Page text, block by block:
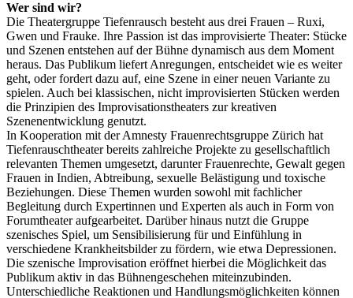
Wer sind wir?
Die Theatergruppe Tiefenrausch besteht aus drei Frauen – Ruxi,
Gwen und Frauke. Ihre Passion ist das improvisierte Theater: Stücke
und Szenen entstehen auf der Bühne dynamisch aus dem Moment
heraus. Das Publikum liefert Anregungen, entscheidet wie es weiter
geht, oder fordert dazu auf, eine Szene in einer neuen Variante zu
spielen. Auch bei klassischen, nicht improvisierten Stücken werden
die Prinzipien des Improvisationstheaters zur kreativen
Szenenentwicklung genutzt.
In Kooperation mit der Amnesty Frauenrechtsgruppe Zürich hat
Tiefenrauschtheater bereits zahlreiche Projekte zu gesellschaftlich
relevanten Themen umgesetzt, darunter Frauenrechte, Gewalt gegen
Frauen in Indien, Abtreibung, sexuelle Belästigung und toxische
Beziehungen. Diese Themen wurden sowohl mit fachlicher
Begleitung durch Expertinnen und Experten als auch in Form von
Forumtheater aufgearbeitet. Darüber hinaus nutzt die Gruppe
szenisches Spiel, um Sensibilisierung für und Einfühlung in
verschiedene Krankheitsbilder zu fördern, wie etwa Depressionen.
Die szenische Improvisation eröffnet hierbei die Möglichkeit das
Publikum aktiv in das Bühnengeschehen miteinzubinden.
Unterschiedliche Reaktionen und Handlungsmöglichkeiten können